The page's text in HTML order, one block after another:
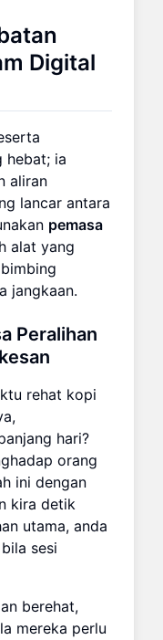
Digital
hebat; ia
aliran
lancar antara
pemasa
alat yang
jangkaan.
Peralihan
rehat kopi
hari?
orang
ini dengan
kira detik
utama, anda
sesi
berehat,
mereka perlu